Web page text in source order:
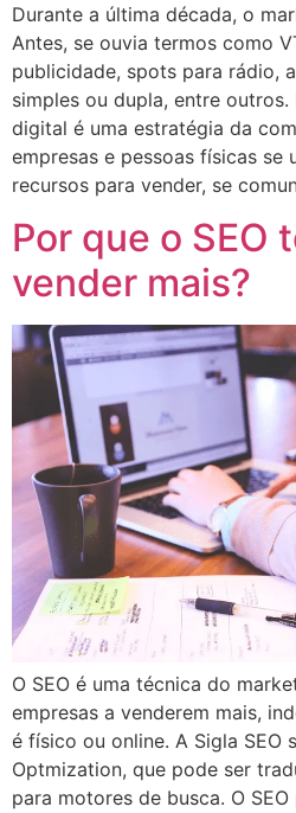
Durante a última década, o
Antes, se ouvia termos como
publicidade, spots para rádio,
simples ou dupla, entre
digital é uma estratégia da
empresas e pessoas físicas se
recursos para vender, se
Por que o SEO
vender mais?
O SEO é uma técnica do
empresas a venderem mais,
é físico ou online. A Sigla SEO
Optmization, que pode ser
para motores de busca. O